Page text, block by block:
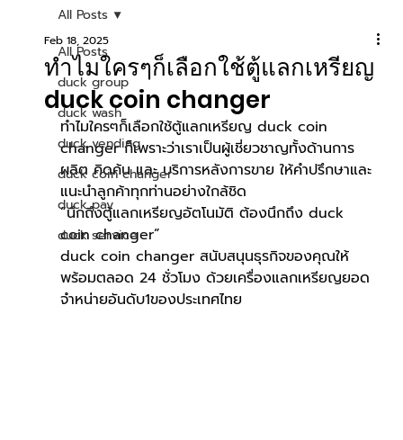
All Posts
duck group
duck wash
duck vending
duck coin changer
duck pay
duck service
All Posts
ทำไมใครๆก็เลือกใช้ตู้แลกเหรียญ
duck coin changer
Feb 18, 2025
ทำไมใครๆก็เลือกใช้ตู้แลกเหรียญ duck coin
changer ก็เพราะว่าเราเป็นผู้เชี่ยวชาญทั้งด้านการ
ผลิต คิดค้น และ บริการหลังการขาย ให้คำปรึกษาและ
แนะนำลูกค้าทุกท่านอย่างใกล้ชิด
“นึกถึงตู้แลกเหรียญอัตโนมัติ ต้องนึกถึง duck
coin changer”
duck coin changer สนับสนุนธุรกิจของคุณให้
พร้อมตลอด 24 ชั่วโมง ด้วยเครื่องแลกเหรียญยอด
จำหน่ายอันดับ1ของประเทศไทย